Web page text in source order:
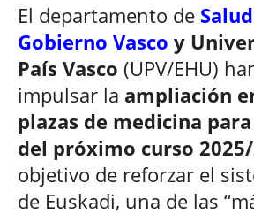
El departamento de
Gobierno Vasco y
País Vasco (UPV/EHU)
impulsar la ampliación
plazas de medicina
del próximo curso
objetivo de reforzar el
de Euskadi, una de las